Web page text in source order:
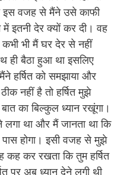
इस वजह से मैंने उसे काफी
इतनी देर क्यों कर दी। वह
भी मैं घर देर से नहीं
ही बैठा हुआ था इसलिए
हर्षित को समझाया और
नहीं है तो हर्षित मुझे
का बिल्कुल ध्यान रखूंगा।
लगा था और मैं जानता था कि
होगा। इसी वजह से मुझे
कह कर रखता कि तुम हर्षित
पर अब ध्यान देने लगी थी